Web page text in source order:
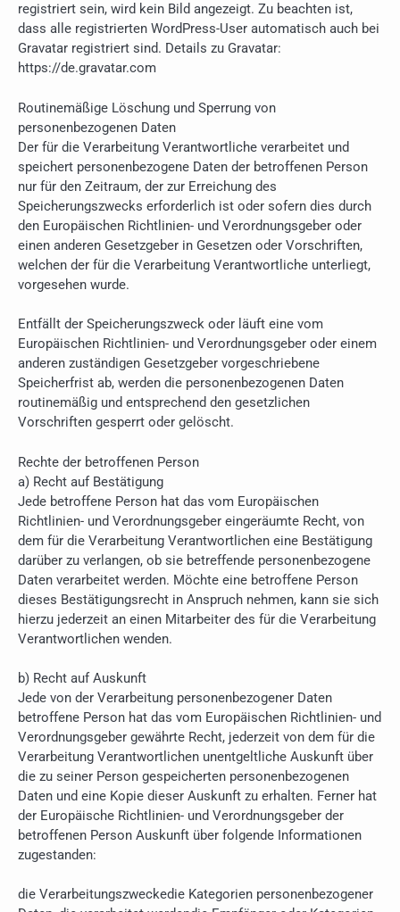
registriert sein, wird kein Bild angezeigt. Zu beachten ist,
dass alle registrierten WordPress-User automatisch auch bei
Gravatar registriert sind. Details zu Gravatar:
https://de.gravatar.com
Routinemäßige Löschung und Sperrung von
personenbezogenen Daten
Der für die Verarbeitung Verantwortliche verarbeitet und
speichert personenbezogene Daten der betroffenen Person
nur für den Zeitraum, der zur Erreichung des
Speicherungszwecks erforderlich ist oder sofern dies durch
den Europäischen Richtlinien- und Verordnungsgeber oder
einen anderen Gesetzgeber in Gesetzen oder Vorschriften,
welchen der für die Verarbeitung Verantwortliche unterliegt,
vorgesehen wurde.
Entfällt der Speicherungszweck oder läuft eine vom
Europäischen Richtlinien- und Verordnungsgeber oder einem
anderen zuständigen Gesetzgeber vorgeschriebene
Speicherfrist ab, werden die personenbezogenen Daten
routinemäßig und entsprechend den gesetzlichen
Vorschriften gesperrt oder gelöscht.
Rechte der betroffenen Person
a) Recht auf Bestätigung
Jede betroffene Person hat das vom Europäischen
Richtlinien- und Verordnungsgeber eingeräumte Recht, von
dem für die Verarbeitung Verantwortlichen eine Bestätigung
darüber zu verlangen, ob sie betreffende personenbezogene
Daten verarbeitet werden. Möchte eine betroffene Person
dieses Bestätigungsrecht in Anspruch nehmen, kann sie sich
hierzu jederzeit an einen Mitarbeiter des für die Verarbeitung
Verantwortlichen wenden.
b) Recht auf Auskunft
Jede von der Verarbeitung personenbezogener Daten
betroffene Person hat das vom Europäischen Richtlinien- und
Verordnungsgeber gewährte Recht, jederzeit von dem für die
Verarbeitung Verantwortlichen unentgeltliche Auskunft über
die zu seiner Person gespeicherten personenbezogenen
Daten und eine Kopie dieser Auskunft zu erhalten. Ferner hat
der Europäische Richtlinien- und Verordnungsgeber der
betroffenen Person Auskunft über folgende Informationen
zugestanden:
die Verarbeitungszweckedie Kategorien personenbezogener